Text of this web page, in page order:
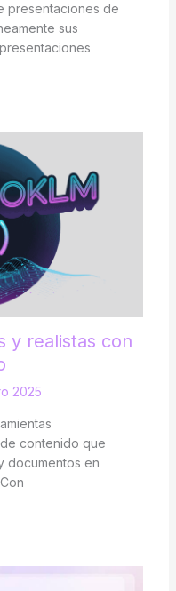
presentaciones de
sus
y realistas con
2025
contenido que
documentos en